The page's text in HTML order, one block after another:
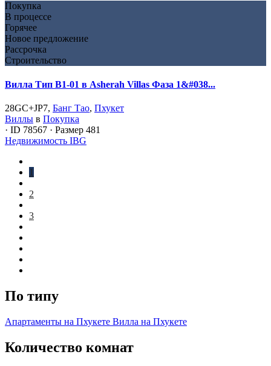
Покупка
В процессе
Горячее
Новое предложение
Рассрочка
Строительство
Вилла Тип B1-01 в Asherah Villas Фаза 1&#038...
28GC+JP7, Банг Тао, Пхукет
Виллы в Покупка
· ID 78567 · Размер 481
Недвижимость IBG
1
2
3
По типу
Апартаменты на Пхукете Вилла на Пхукете
Количество комнат